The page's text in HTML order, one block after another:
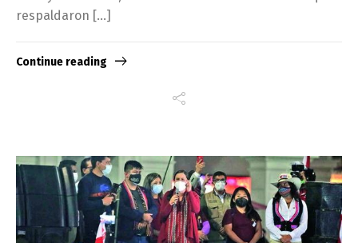
respaldaron […]
Continue reading